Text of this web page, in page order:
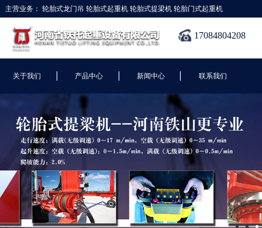
主营业务： 轮胎式龙门吊 轮胎式起重机轮胎式提梁机轮胎门式起重机
17084804208
关于我们 | 产品中心 | 新闻中心 | 联系我们